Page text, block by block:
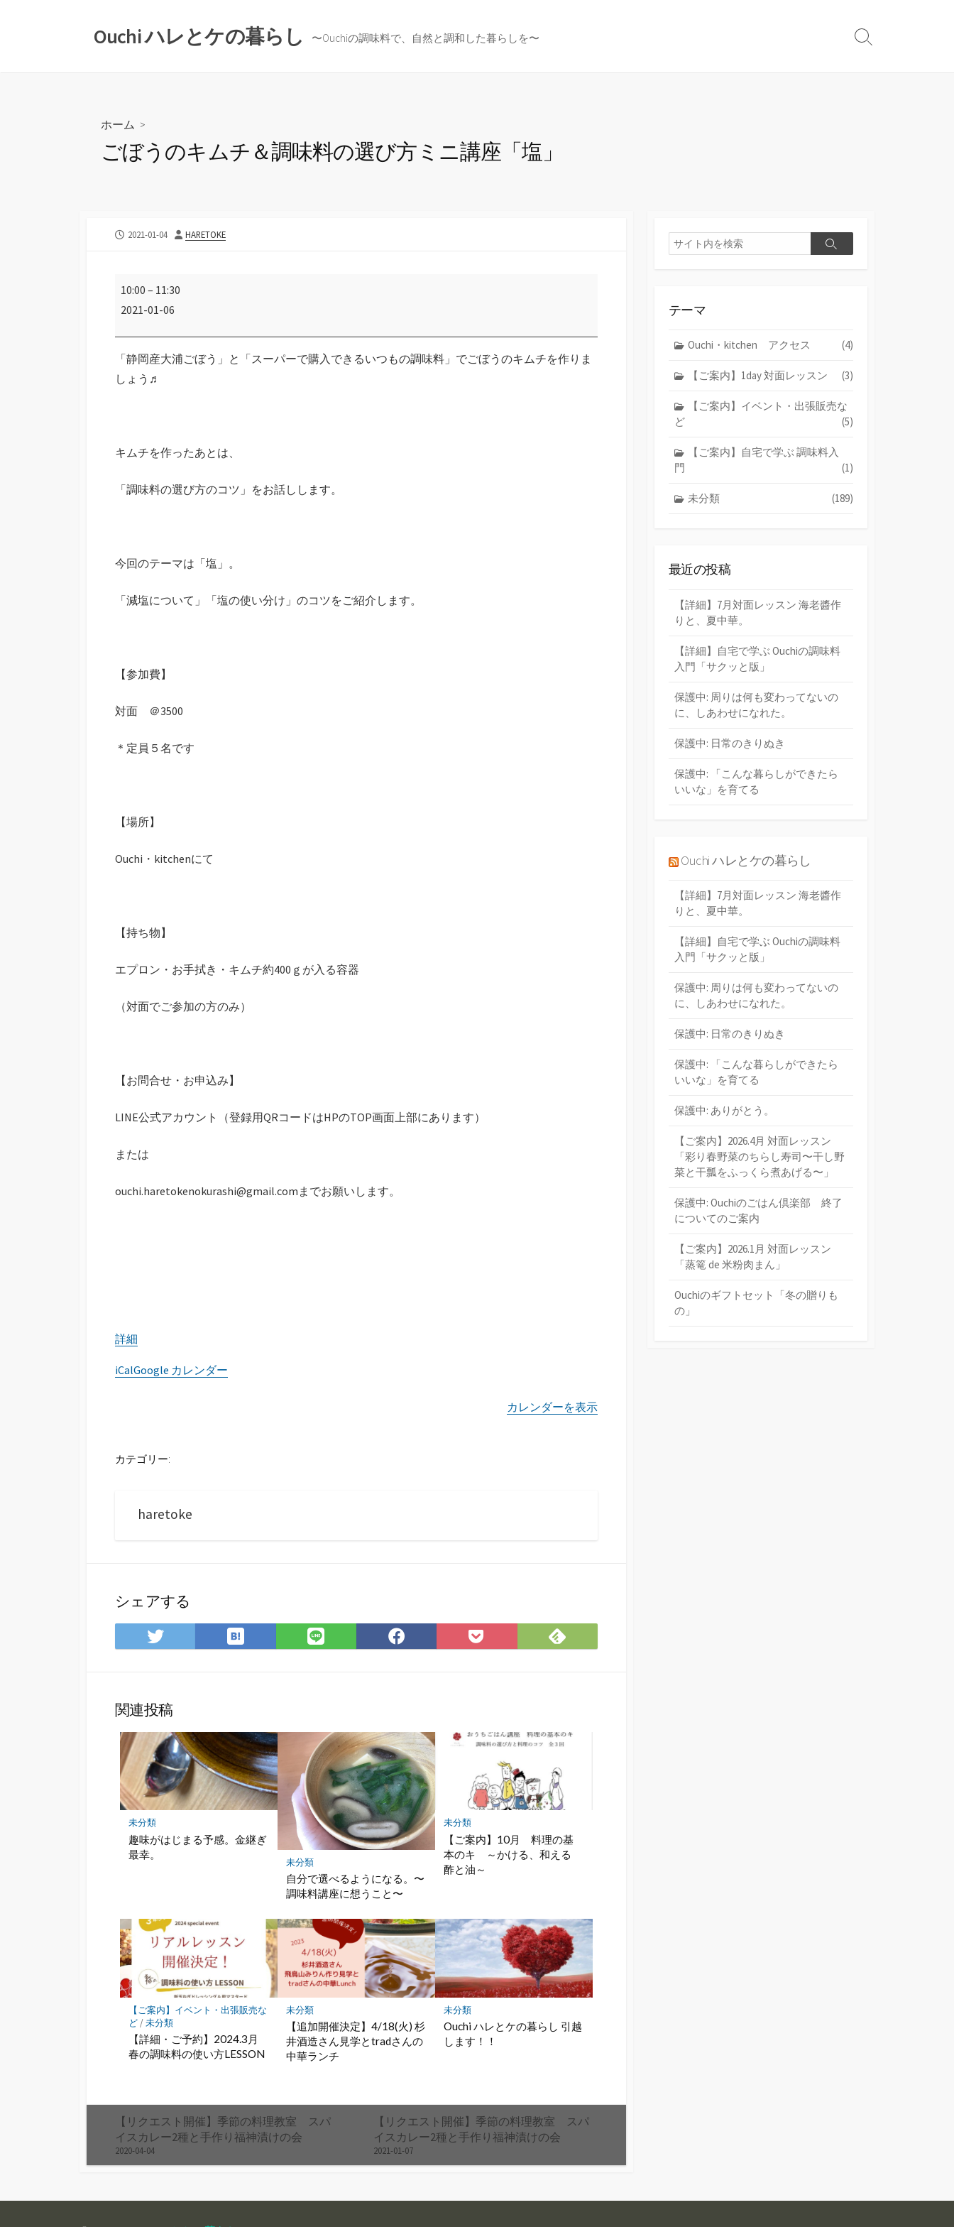
Ouchi ハレとケの暮らし 〜Ouchiの調味料で、自然と調和した暮らしを〜
検
ホーム >
ごぼうのキムチ＆調味料の選び方ミニ講座「塩」
公
2021-01-04
投
HARETOKE
ご
ぼ
キ
ム
味
料
方
ニ
10:00 – 11:30
2021-01-06
「静岡産大浦ごぼう」と「スーパーで購入できるいつもの調味料」でごぼうのキムチを作りま
しょう♬
キムチを作ったあとは、
「調味料の選び方のコツ」をお話しします。
今回のテーマは「塩」。
「減塩について」「塩の使い分け」のコツをご紹介します。
【参加費】
対面 ＠3500
＊定員５名です
【場所】
Ouchi・kitchenにて
【持ち物】
エプロン・お手拭き・キムチ約400ｇが入る容器
（対面でご参加の方のみ）
【お問合せ・お申込み】
LINE公式アカウント（登録用QRコードはHPのTOP画面上部にあります）
または
ouchi.haretokenokurashi@gmail.comまでお願いします。
詳細
iCalGoogle カレンダー
カレンダーを表示
カテゴリー:
haretoke
シェアする
Twitter
で
ア
は
て
マ
ー
ク
に
保
LINE
で
Facebook
で
Pocket
に
Feedly
で
関連投稿
未分類
趣味がはじまる予感。金継ぎ
最幸。
未分類
自分で選べるようになる。〜
調味料講座に想うこと〜
未分類
【ご案内】10月 料理の基
本のキ ～かける、和える
酢と油～
【ご案内】イベント・出張販売な
ど/未分類
【詳細・ご予約】2024.3月
春の調味料の使い方LESSON
未分類
【追加開催決定】4/18(火) 杉
井酒造さん見学とtradさんの
中華ランチ
未分類
Ouchi ハレとケの暮らし 引越
します！！
【リクエスト開催】季節の料理教室 スパ
イスカレー2種と手作り福神漬けの会
2020-04-04
【リクエスト開催】季節の料理教室 スパ
イスカレー2種と手作り福神漬けの会
2021-01-07
検
索
検
テーマ
Ouchi・kitchen アクセス (4)
【ご案内】1day 対面レッスン (3)
【ご案内】イベント・出張販売な
ど
(5)
【ご案内】自宅で学ぶ 調味料入
門
(1)
未分類 (189)
最近の投稿
【詳細】7月対面レッスン 海老醬作
りと、夏中華。
【詳細】自宅で学ぶ Ouchiの調味料
入門「サクッと版」
保護中: 周りは何も変わってないの
に、しあわせになれた。
保護中: 日常のきりぬき
保護中: 「こんな暮らしができたら
いいな」を育てる
Ouchi ハレとケの暮らし
【詳細】7月対面レッスン 海老醬作
りと、夏中華。
【詳細】自宅で学ぶ Ouchiの調味料
入門「サクッと版」
保護中: 周りは何も変わってないの
に、しあわせになれた。
保護中: 日常のきりぬき
保護中: 「こんな暮らしができたら
いいな」を育てる
保護中: ありがとう。
【ご案内】2026.4月 対面レッスン
「彩り春野菜のちらし寿司〜干し野
菜と干瓢をふっくら煮あげる〜」
保護中: Ouchiのごはん倶楽部 終了
についてのご案内
【ご案内】2026.1月 対面レッスン
「蒸篭 de 米粉肉まん」
Ouchiのギフトセット「冬の贈りも
の」